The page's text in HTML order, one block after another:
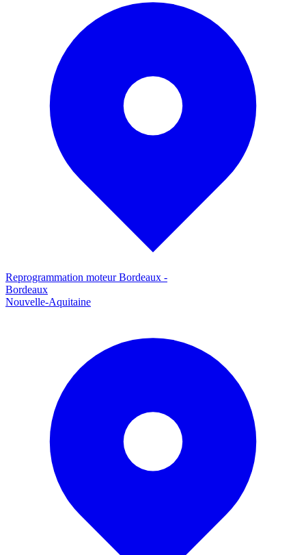
Reprogrammation moteurBordeaux -
Bordeaux
Nouvelle-Aquitaine